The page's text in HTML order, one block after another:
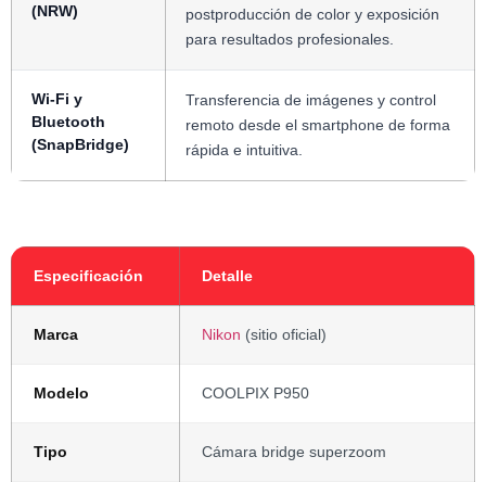
(NRW)
postproducción de color y exposición
para resultados profesionales.
Wi-Fi y
Bluetooth
(SnapBridge)
Transferencia de imágenes y control
remoto desde el smartphone de forma
rápida e intuitiva.
Especificación Detalle
Marca Nikon (sitio oficial)
Modelo COOLPIX P950
Tipo Cámara bridge superzoom